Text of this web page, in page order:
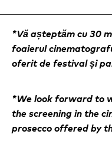
*Vă așteptăm cu 30
foaierul
oferit de festival și
*We look forward to
the screening in the
prosecco offered by